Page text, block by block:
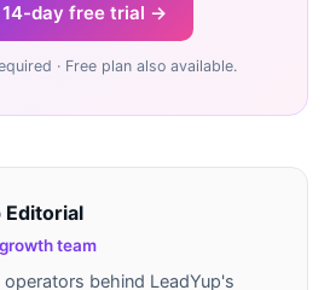
day free trial →
· Free plan also available.
Editorial
team
behind LeadYup's